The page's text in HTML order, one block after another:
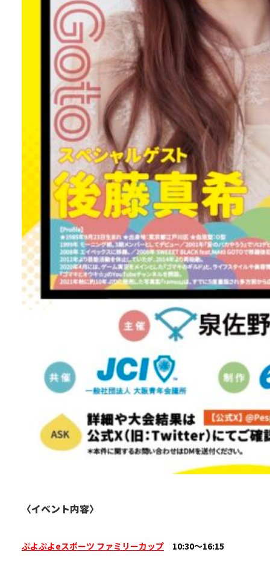
〈イベント内容〉
ぷよぷよeスポーツ ファミリーカップ10:30〜16:15